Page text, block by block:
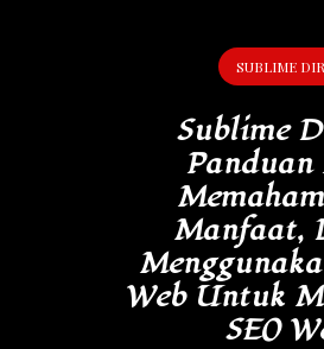
SUBLIME
Sublime
Panduan
Manfaat,
Web Untuk
SEO